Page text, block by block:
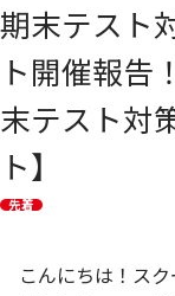
期末テスト
ト開催報告
末テスト対
ト】
先着
こんにちは！ス